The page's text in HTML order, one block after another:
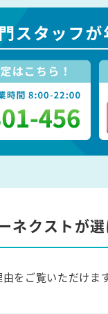
ネクストが
をご覧いただけます